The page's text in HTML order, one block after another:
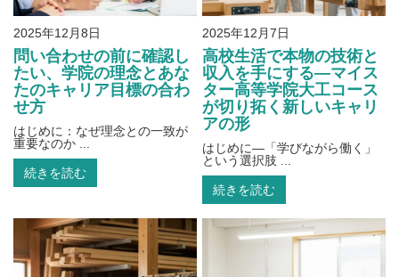
2025年12月8日
問い合わせの前に確認し
たい、学院の理念とあな
たのキャリア目標の合わ
せ方
はじめに：なぜ理念との一致が
重要なのか ...
続きを読む
2025年12月7日
高校生活で本物の技術と
収入を手にする―マイス
ター高等学院大工コース
が切り拓く新しいキャリ
アの形
はじめに―「学びながら働く」
という選択肢 ...
続きを読む